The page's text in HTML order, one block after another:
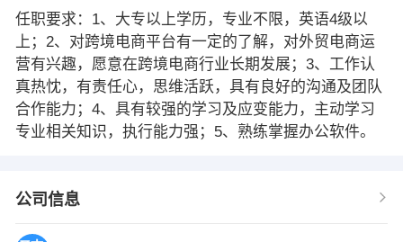
任职要求：1、大专以上学历，专业不限，英语4级以
上；2、对跨境电商平台有一定的了解，对外贸电商运
营有兴趣，愿意在跨境电商行业长期发展；3、工作认
真热忱，有责任心，思维活跃，具有良好的沟通及团队
合作能力；4、具有较强的学习及应变能力，主动学习
专业相关知识，执行能力强；5、熟练掌握办公软件。
公司信息